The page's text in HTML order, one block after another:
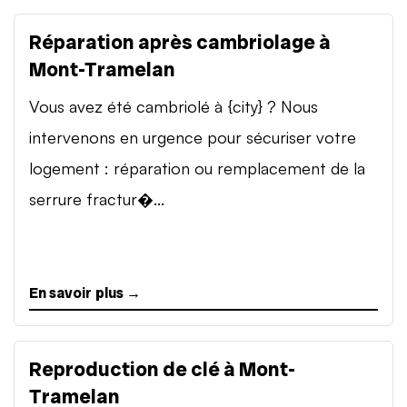
Réparation après cambriolage à
Mont-Tramelan
Vous avez été cambriolé à {city} ? Nous
intervenons en urgence pour sécuriser votre
logement : réparation ou remplacement de la
serrure fractur�...
En savoir plus →
Reproduction de clé à Mont-
Tramelan